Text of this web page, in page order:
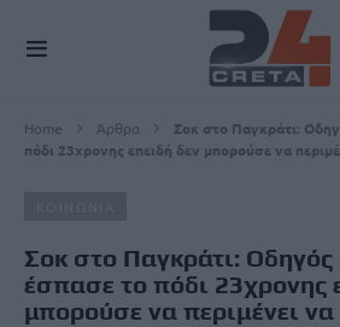
Home Άρθρα
Σοκ στο Παγκράτι:
πόδι 23χρονης επειδή δεν μπορούσε να
Σοκ στο Παγκράτι:
έσπασε το πόδι 23χρονης
μπορούσε να περιμένει